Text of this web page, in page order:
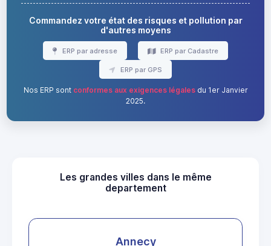
Commandez votre état des risques et pollution par
d'autres moyens
ERP par adresse ERP par Cadastre
ERP par GPS
Nos ERP sont conformes aux exigences légalesdu 1er Janvier
2025.
Les grandes villes dans le même
departement
Annecy